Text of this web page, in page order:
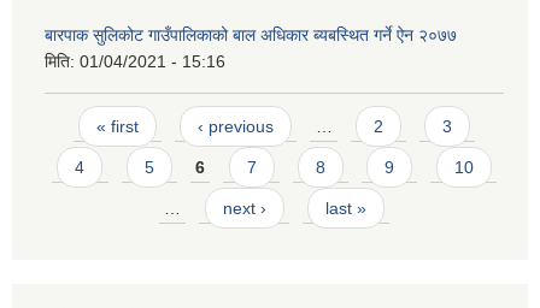
बारपाक सुलिकोट गाउँपालिकाको बाल अधिकार ब्यबस्थित गर्ने ऐन २०७७
मिति: 01/04/2021 - 15:16
Pages
« first ‹ previous 2 3
4 5 6 7 8 9 10
next › last »